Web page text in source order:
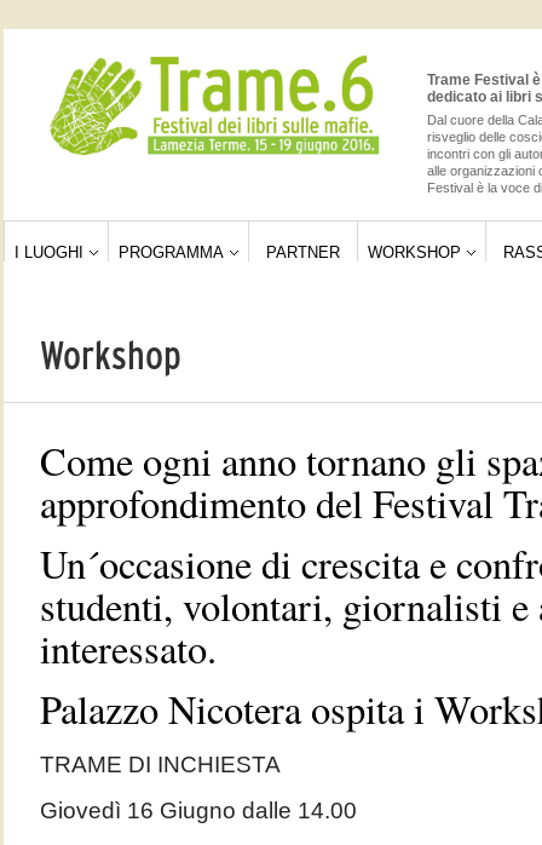
Trame Festival
dedicato ai libri
Dal cuore della
risveglio delle
incontri con gli
alle organizzazioni
Festival è la voce
I LUOGHI PROGRAMMA PARTNER WORKSHOP
Workshop
Come ogni anno tornano gli
approfondimento del Festival
Un´occasione di crescita e
studenti, volontari, giornalisti e
interessato.
Palazzo Nicotera ospita i
TRAME DI INCHIESTA
Giovedì 16 Giugno dalle 14.00